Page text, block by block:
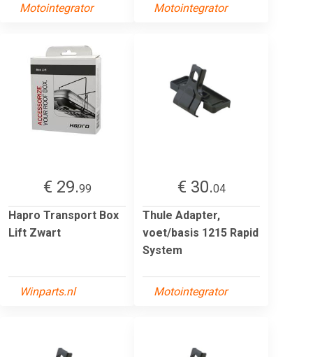
Motointegrator Motointegrator
€ 29.99
Hapro Transport Box
Lift Zwart
Winparts.nl
€ 30.04
Thule Adapter,
voet/basis 1215 Rapid
System
Motointegrator